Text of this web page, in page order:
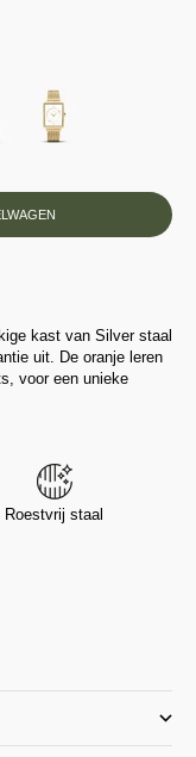
kast van Silver staal
uit. De oranje leren
voor een unieke
Roestvrij staal